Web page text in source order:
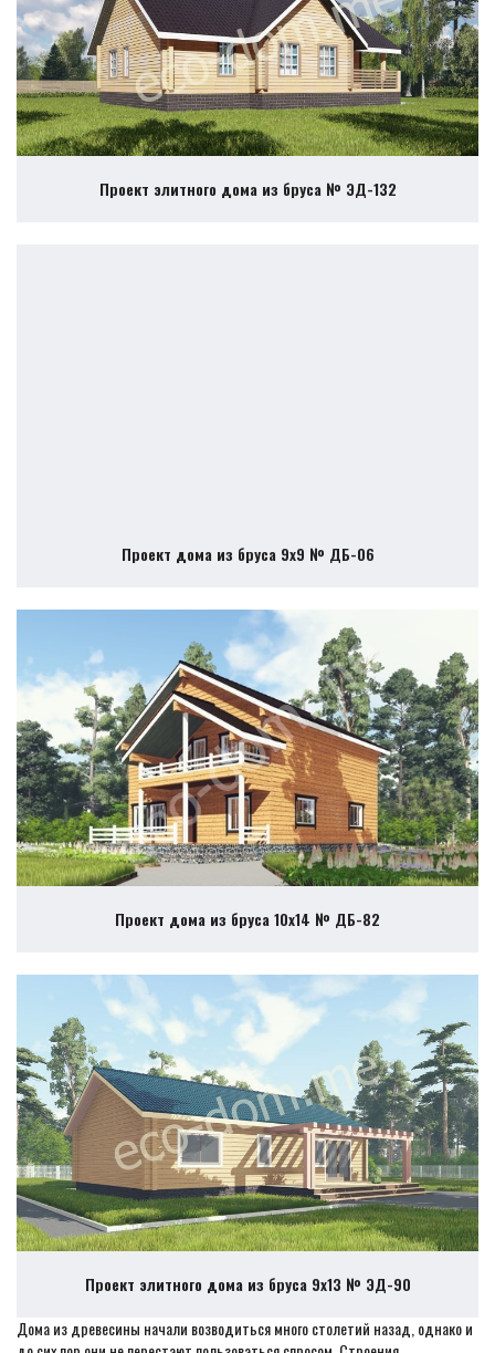
Проект элитного дома из бруса № ЭД-132
Проект дома из бруса 9х9 № ДБ-06
Проект дома из бруса 10х14 № ДБ-82
Проект элитного дома из бруса 9х13 № ЭД-90
Дома из древесины начали возводиться много столетий назад, однако и